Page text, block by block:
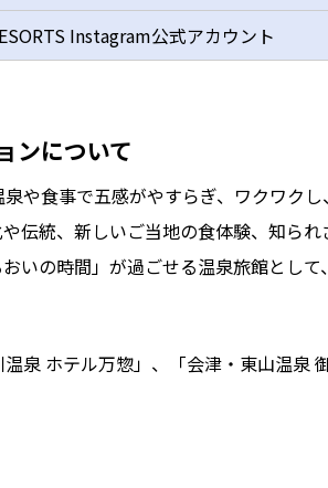
Instagram公式アカウント
ンについて
や食事で五感がやすらぎ、ワクワク
伝統、新しいご当地の食体験、知ら
いの時間」が過ごせる温泉旅館とし
泉 ホテル万惣」、「会津・東山温泉